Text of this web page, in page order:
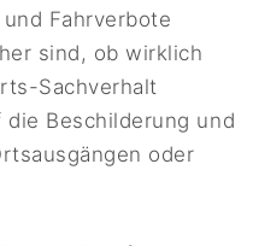
und Fahrverbote
sind, ob wirklich
Sachverhalt
Beschilderung und
oder